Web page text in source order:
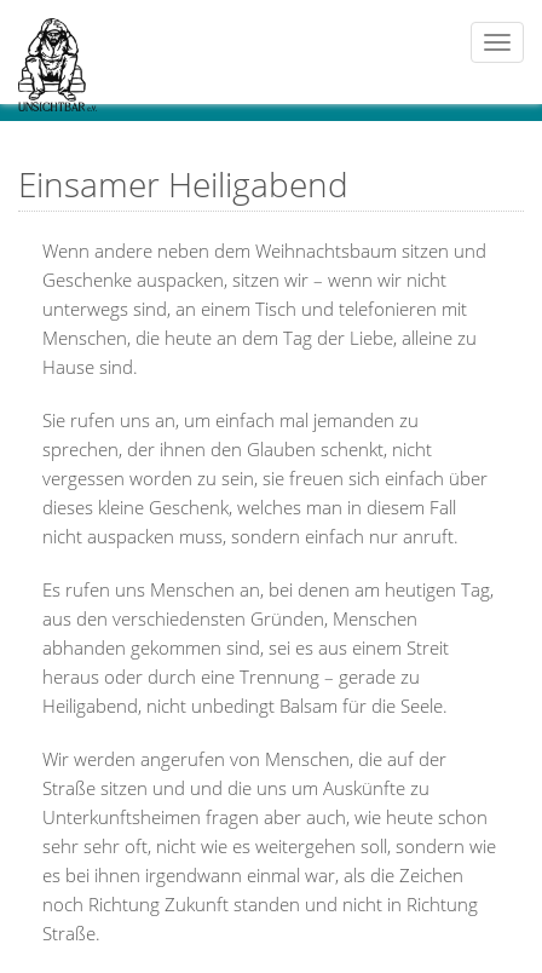
Einsamer Heiligabend
Wenn andere neben dem Weihnachtsbaum sitzen und
Geschenke auspacken, sitzen wir – wenn wir nicht
unterwegs sind, an einem Tisch und telefonieren mit
Menschen, die heute an dem Tag der Liebe, alleine zu
Hause sind.
Sie rufen uns an, um einfach mal jemanden zu
sprechen, der ihnen den Glauben schenkt, nicht
vergessen worden zu sein, sie freuen sich einfach über
dieses kleine Geschenk, welches man in diesem Fall
nicht auspacken muss, sondern einfach nur anruft.
Es rufen uns Menschen an, bei denen am heutigen Tag,
aus den verschiedensten Gründen, Menschen
abhanden gekommen sind, sei es aus einem Streit
heraus oder durch eine Trennung – gerade zu
Heiligabend, nicht unbedingt Balsam für die Seele.
Wir werden angerufen von Menschen, die auf der
Straße sitzen und und die uns um Auskünfte zu
Unterkunftsheimen fragen aber auch, wie heute schon
sehr sehr oft, nicht wie es weitergehen soll, sondern wie
es bei ihnen irgendwann einmal war, als die Zeichen
noch Richtung Zukunft standen und nicht in Richtung
Straße.